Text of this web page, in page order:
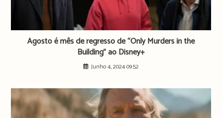
Agosto é mês de regresso de “Only Murders in the
Building” ao Disney+
Junho 4, 2024 09:52